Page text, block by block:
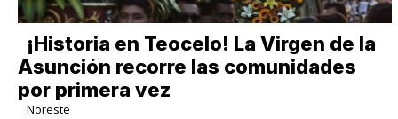
​¡Historia en Teocelo! La Virgen de la
Asunción recorre las comunidades
por primera vez
Noreste